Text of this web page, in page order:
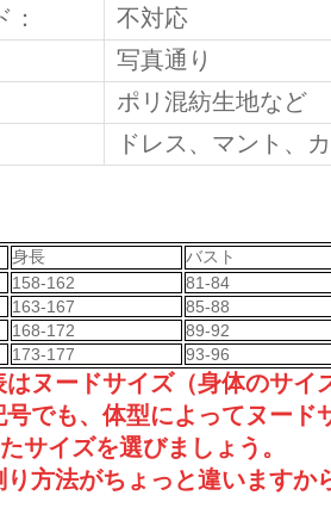
不対応
写真通り
ポリ混紡生地など
ドレス、マント、
身長 バスト
158-162 81-84
163-167 85-88
168-172 89-92
173-177 93-96
ヌードサイズ（身体のサイ
でも、体型によってヌード
サイズを選びましょう。
方法がちょっと違いますか